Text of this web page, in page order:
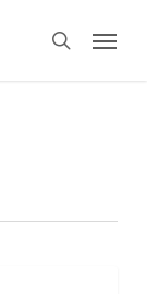
search
Menu